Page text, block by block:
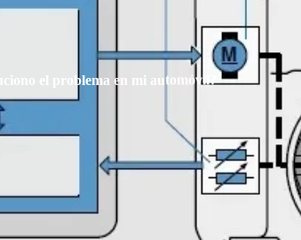
el problema en mi automóvil?